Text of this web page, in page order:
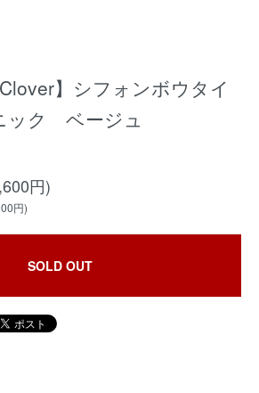
】シフォンボウタイ
ック ベージュ
円)
円)
SOLD OUT